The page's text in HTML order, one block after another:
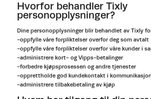
Hvorfor behandler Tixly
personopplysninger?
Dine personopplysninger blir behandlet av Tixly
-oppfylle våre forpliktelser overfor deg som avtalt
-oppfylle våre forpliktelser overfor våre kunder i
-administrere kort- og Vipps-betalinger
-forbedre kjøpsprosessen og andre tjenester
-opprettholde god kundekontakt i
-administrere tilbakebetaling av kjøp